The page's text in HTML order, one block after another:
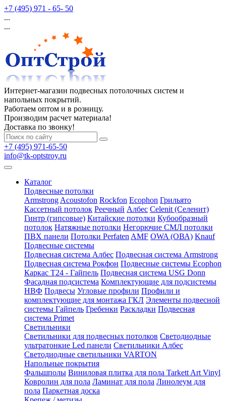
+7 (495) 971 - 65- 50
...
...
Интернет-магазин подвесных потолочных систем и
напольных покрытий.
Работаем оптом и в розницу.
Производим расчет материала!
Доставка по звонку!
+7 (495) 971-65-50
info@tk-optstroy.ru
Каталог
Подвесные потолки
Armstrong Acoustofon Rockfon Ecophon Грильято
Кассетный потолок Реечный Албес Celenit (Селенит)
Гинтр (гипсовые) Китайские потолки Кубообразный
потолок Натяжные потолки Негорючие СМЛ потолки
ПВХ панели Потолки Perfaten AMF OWA (ОВА) Knauf
Подвесные системы
Подвесная система Албес Подвесная система Armstrong
Подвесная система Рокфон Подвесные системы Ecophon
Каркас Т24 - Гайпель Подвесная система USG Donn
Фасадная подсистема Комплектующие для подсистемы
НВФ Подвесы Угловые профили Профили и
комплектующие для монтажа ГКЛ Элементы подвесной
системы Гайпель Гребенки Раскладки Подвесная
система Primet
Светильники
Светильники для подвесных потолков Светодиодные
ультратонкие Led панели Светильники Албес
Светодиодные светильники VARTON
Напольные покрытия
Фальшполы Виниловая плитка для пола Tarkett Art Vinyl
Ковролин для пола Ламинат для пола Линолеум для
пола Паркетная доска